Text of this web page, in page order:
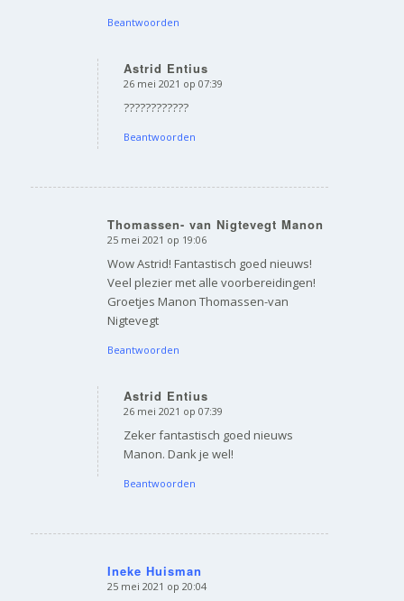
Beantwoorden
Astrid Entius
zegt:
26 mei 2021 op 07:39
????????????
Beantwoorden
Thomassen- van Nigtevegt Manon
zegt:
25 mei 2021 op 19:06
Wow Astrid! Fantastisch goed nieuws!
Veel plezier met alle voorbereidingen!
Groetjes Manon Thomassen-van
Nigtevegt
Beantwoorden
Astrid Entius
zegt:
26 mei 2021 op 07:39
Zeker fantastisch goed nieuws
Manon. Dank je wel!
Beantwoorden
Ineke Huisman
zegt:
25 mei 2021 op 20:04